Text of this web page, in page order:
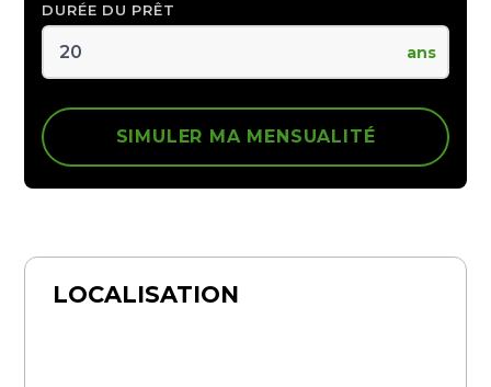
DURÉE DU PRÊT
ans
SIMULER MA MENSUALITÉ
LOCALISATION